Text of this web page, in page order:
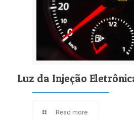
Luz da Injeção
Read more